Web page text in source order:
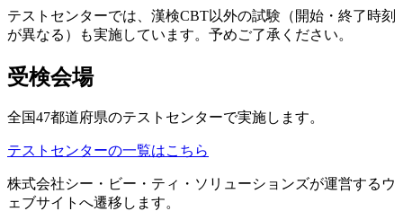
テストセンターでは、漢検CBT以外の試験（開始・終了時刻
が異なる）も実施しています。予めご了承ください。
受検会場
全国47都道府県のテストセンターで実施します。
テストセンターの一覧はこちら
株式会社シー・ビー・ティ・ソリューションズが運営するウ
ェブサイトへ遷移します。